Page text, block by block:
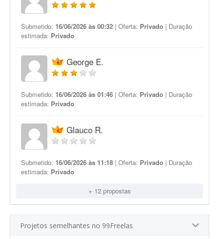
Submetido: 16/06/2026 às 00:32 | Oferta: Privado | Duração
estimada: Privado
George E.
Submetido: 16/06/2026 às 01:46 | Oferta: Privado | Duração
estimada: Privado
Glauco R.
Submetido: 16/06/2026 às 11:18 | Oferta: Privado | Duração
estimada: Privado
+ 12 propostas
Projetos semelhantes no 99Freelas